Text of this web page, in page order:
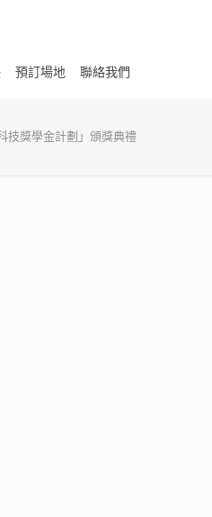
預訂場地 聯絡我們
技獎學金計劃」頒獎典禮